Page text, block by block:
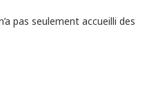
pas seulement accueilli des